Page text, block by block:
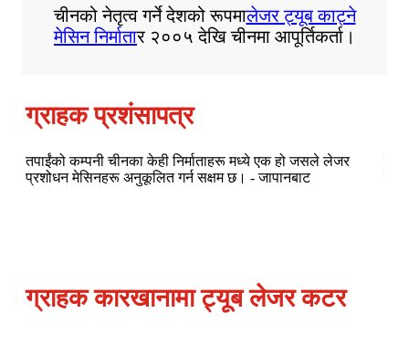
चीनको नेतृत्व गर्ने देशको रूपमालेजर ट्यूब काट्ने
मेसिन निर्मातार २००५ देखि चीनमा आपूर्तिकर्ता।
ग्राहक प्रशंसापत्र
तपाईंको कम्पनी चीनका केही निर्माताहरू मध्ये एक हो जसले लेजर
प्रशोधन मेसिनहरू अनुकूलित गर्न सक्षम छ। - जापानबाट
ग्राहक कारखानामा ट्यूब लेजर कटर